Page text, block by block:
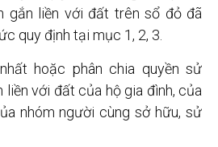
gắn liền với đất trên sổ đỏ đã
quy định tại mục 1, 2, 3.
hoặc phân chia quyền sử
liền với đất của hộ gia đình, của
nhóm người cùng sở hữu, sử